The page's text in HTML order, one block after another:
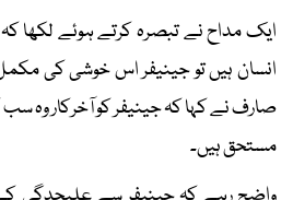
ایک مداح نے تبصرہ کرتے ہوئے لکھا
انسان ہیں تو جینیفر اس خوشی کی
صارف نے کہا کہ جینیفر کو آخرکار وہ
مستحق ہیں۔